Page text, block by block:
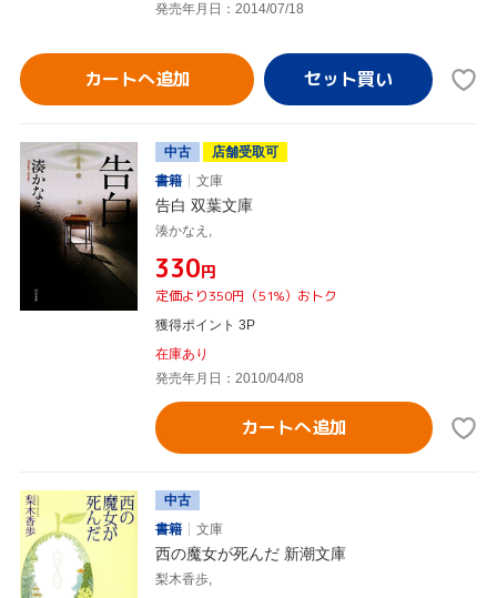
発売年月日：2014/07/18
カートへ追加
中古
店舗受取可
書籍
文庫
告白 双葉文庫
湊かなえ,
¥330円
定価より350円（51%）おトク
獲得ポイント 3P
在庫あり
発売年月日：2010/04/08
カートへ追加
中古
書籍
文庫
西の魔女が死んだ 新潮文庫
梨木香歩,